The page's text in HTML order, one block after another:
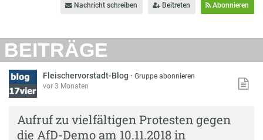
Nachricht schreiben Beitreten Abonnieren
BEITRÄGE
Fleischervorstadt-Blog ·Gruppe abonnieren
vor 3 Monaten
Aufruf zu vielfältigen Protesten gegen
die AfD-Demo am 10.11.2018 in